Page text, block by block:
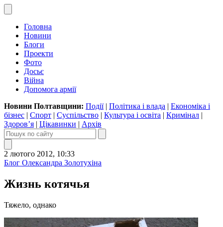
Головна
Новини
Блоги
Проекти
Фото
Досьє
Війна
Допомога армії
Новини Полтавщини: Події| Політика і влада | Економіка і
бізнес | Спорт | Суспільство | Культура і освіта | Кримінал |
Здоров’я | Цікавинки | Архів
2 лютого 2012, 10:33
Блог Олександра Золотухіна
Жизнь котячья
Тяжело, однако